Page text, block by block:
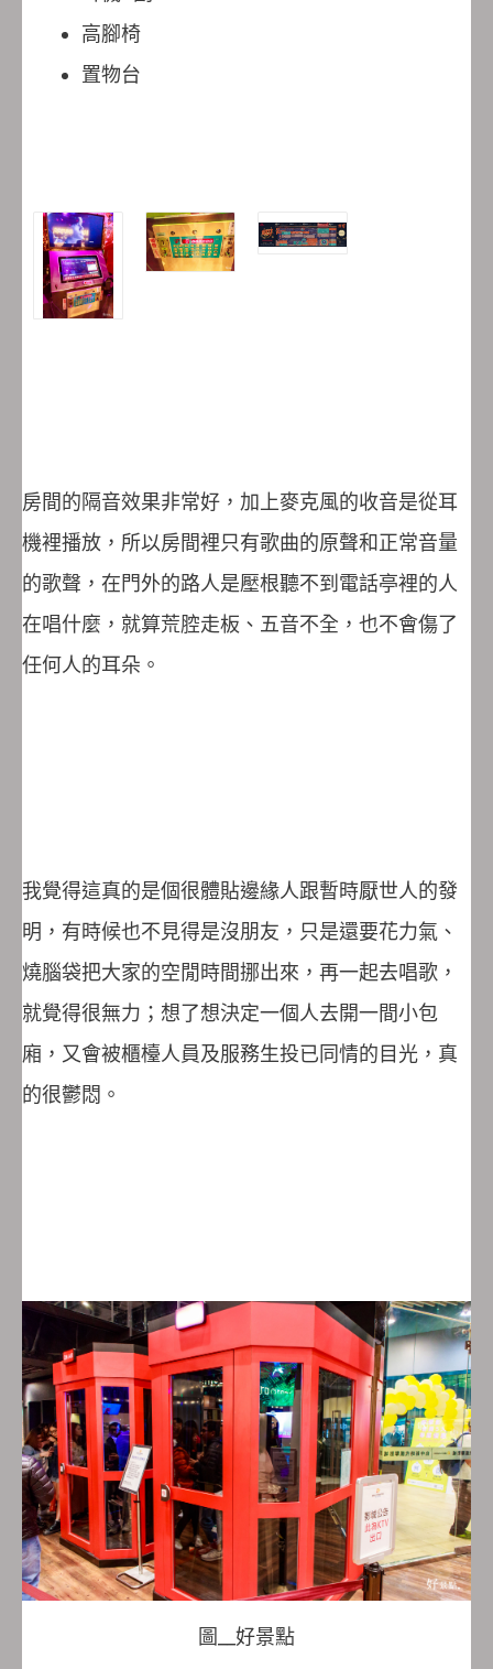
高腳椅
置物台
房間的隔音效果非常好，加上麥克風的收音是從耳
機裡播放，所以房間裡只有歌曲的原聲和正常音量
的歌聲，在門外的路人是壓根聽不到電話亭裡的人
在唱什麼，就算荒腔走板、五音不全，也不會傷了
任何人的耳朵。
我覺得這真的是個很體貼邊緣人跟暫時厭世人的發
明，有時候也不見得是沒朋友，只是還要花力氣、
燒腦袋把大家的空閒時間挪出來，再一起去唱歌，
就覺得很無力；想了想決定一個人去開一間小包
廂，又會被櫃檯人員及服務生投已同情的目光，真
的很鬱悶。
圖__好景點